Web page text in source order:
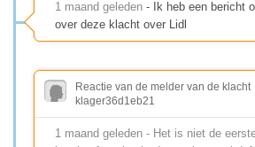
1 maand geleden - Ik heb een bericht
over deze klacht over Lidl
Reactie van de melder van de klacht
klager36d1eb21
1 maand geleden - Het is niet de